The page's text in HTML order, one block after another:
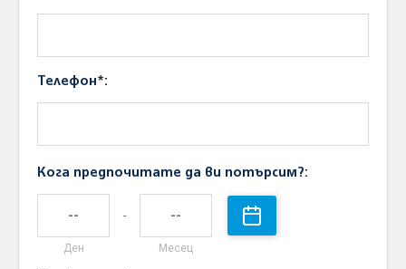
Телефон*:
Кога предпочитате да ви потърсим?:
Ден
-
Месец